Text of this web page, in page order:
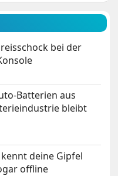
bei der
Batterien aus
bleibt
deine Gipfel
offline